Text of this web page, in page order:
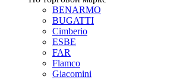
BENARMO
BUGATTI
Cimberio
ESBE
FAR
Flamco
Giacomini